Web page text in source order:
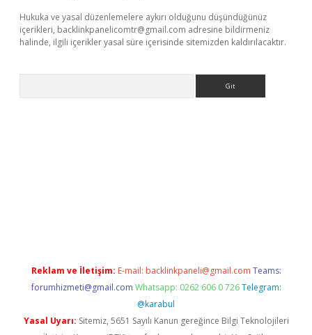
Hukuka ve yasal düzenlemelere aykırı olduğunu düşündüğünüz
içerikleri, backlinkpanelicomtr@gmail.com adresine bildirmeniz
halinde, ilgili içerikler yasal süre içerisinde sitemizden kaldırılacaktır.
Reklam ve İletişim: E-mail: backlinkpaneli@gmail.com Teams:
forumhizmeti@gmail.com Whatsapp: 0262 606 0 726 Telegram:
@karabul
Yasal Uyarı: Sitemiz, 5651 Sayılı Kanun gereğince Bilgi Teknolojileri